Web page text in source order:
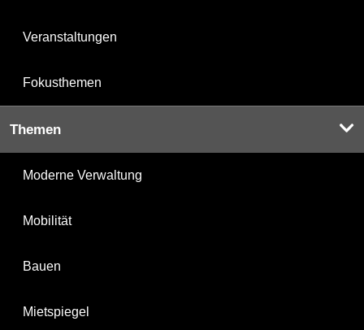
Veranstaltungen
Fokusthemen
Themen
Moderne Verwaltung
Mobilität
Bauen
Mietspiegel